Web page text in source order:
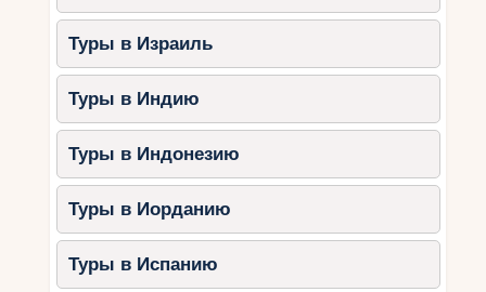
Туры в Израиль
Туры в Индию
Туры в Индонезию
Туры в Иорданию
Туры в Испанию